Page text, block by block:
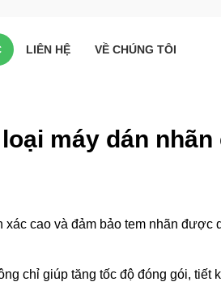
máy dán
cao và đảm bảo tem nhãn được
chỉ giúp tăng tốc độ đóng gói, tiết
LIÊN HỆ VỀ CHÚNG TÔI